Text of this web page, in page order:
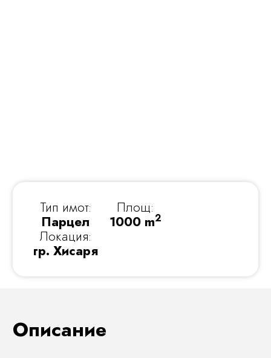
Тип имот:
Парцел
Локация:
гр. Хисаря
Площ:
1000 m2
Описание